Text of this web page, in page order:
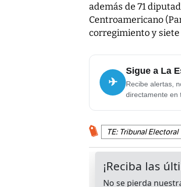
además de 71
Centroamericano
corregimiento y siete
✈
Sigue a La
Recibe alertas,
directamente en
TE: Tribunal Electoral